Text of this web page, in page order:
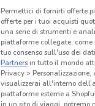
Permettici di fornirti offerte
offerte per i tuoi acquisti
una serie di strumenti e
piattaforme collegate, come
tuo consenso sull'uso dei
Partnersin tutto il mondo
Privacy >
visualizzerai all'interno
piattaforme esterne a
in un sito di viaggi, potremo